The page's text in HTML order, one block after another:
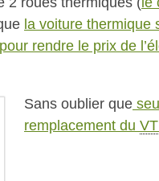
la voiture thermique
rendre le prix de
Sans oublier que
remplacement du VT